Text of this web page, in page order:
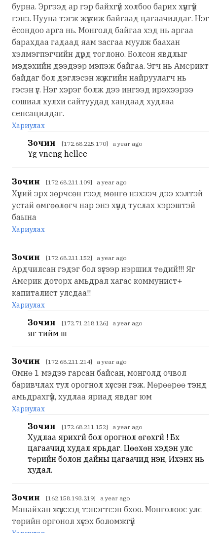
бурна. Эргээд ар гэр байхгүй холбоо барих хүнгүй
гэнэ. Нууна тэгж жүжиж байгаад цагаачилдаг. Нэг
ёсондоо арга нь. Монголд байгаа хэд нь аргаа
барахдаа гадаад яам засгаа муулж баахан
хэлмэгпэгчийн дүрд тоглоно. Болсон явдлыг
мэдэхийн дээдээр мэпэж байгаа. Эгч нь Америкт
байдаг бол дэглэсэн жүжгийн найруулагч нь
гэсэн үг. Нэг хэрэг болж дээ ингээд ирэхээрээ
сошиал хулхи сайтуудад хандаад худлаа
сенсацилдаг.
Хариулах
Зочин [172.68.225.170] a year ago
Yg vneng hellee
Зочин [172.68.211.109] a year ago
Хүний эрх зөрчсөн гээд мөнгө нэхээч дээ хэлтэй
устай өмгөөлөгч нар энэ хүнд туслах хэрэштэй
баына
Хариулах
Зочин [172.68.211.152] a year ago
Ардчилсан гэдэг бол зүгээр нэршил төдий!!! Яг
Америк доторх амьдрал хагас коммунист+
капиталист улсдаа!!
Хариулах
Зочин [172.71.218.126] a year ago
яг тийм шүү
Зочин [172.68.211.214] a year ago
Өмнө 1 мэдээ гарсан байсан, монголд очвол
баривчлах тул орогнол хүссэн гэж. Мөрөөрөө тэнд
амьдрахгүй, худлаа яриад явдаг юм
Хариулах
Зочин [172.68.211.152] a year ago
Худлаа ярихгүй бол орогнол өгөхгүй ! Бүх
цагаачид худал ярьдаг. Цөөхөн хэдэн улс
төрийн болон дайны цагаачид үнэн, Ихэнх нь
худал.
Зочин [162.158.193.219] a year ago
Манайхан жүжээд тэнэгтсэн бхоо. Монголоос улс
төрийн оргонол хүсэх боломжгүй